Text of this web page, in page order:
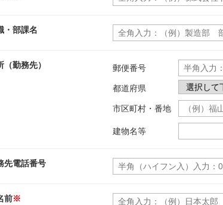
・部課名
（勤務先） 郵便番号
都道府県
市区町村・番地
建物名等
先電話番号
前※